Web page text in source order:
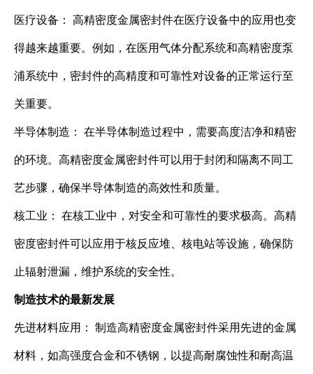
医疗设备： 高精密度金属密封件在医疗设备中的应用也变
得越来越重要。例如，在医用气体分配系统和高精密度泵
浦系统中，密封件的高精度和可靠性对设备的正常运行至
关重要。
半导体制造： 在半导体制造过程中，需要高度洁净和精密
的环境。高精密度金属密封件可以用于封闭和隔离不同工
艺步骤，确保半导体制造的高效性和质量。
核工业： 在核工业中，对安全和可靠性的要求极高。高精
密度密封件可以应用于核反应堆、核电站等设施，确保防
止辐射泄漏，维护系统的安全性。
制造技术的最新发展
先进材料应用： 制造高精密度金属密封件采用先进的金属
材料，如高强度合金和不锈钢，以提高耐腐蚀性和耐高温